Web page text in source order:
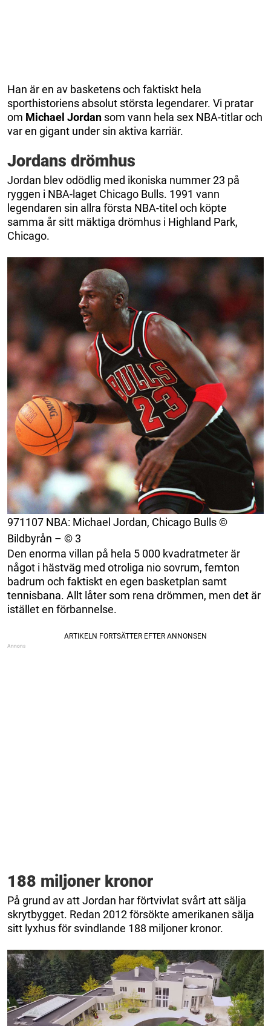
Han är en av basketens och faktiskt hela
sporthistoriens absolut största legendarer. Vi pratar
om Michael Jordan som vann hela sex NBA-titlar och
var en gigant under sin aktiva karriär.
Jordans drömhus
Jordan blev odödlig med ikoniska nummer 23 på
ryggen i NBA-laget Chicago Bulls. 1991 vann
legendaren sin allra första NBA-titel och köpte
samma år sitt mäktiga drömhus i Highland Park,
Chicago.
971107 NBA: Michael Jordan, Chicago Bulls ©
Bildbyrån – © 3
Den enorma villan på hela 5 000 kvadratmeter är
något i hästväg med otroliga nio sovrum, femton
badrum och faktiskt en egen basketplan samt
tennisbana. Allt låter som rena drömmen, men det är
istället en förbannelse.
188 miljoner kronor
På grund av att Jordan har förtvivlat svårt att sälja
skrytbygget. Redan 2012 försökte amerikanen sälja
sitt lyxhus för svindlande 188 miljoner kronor.